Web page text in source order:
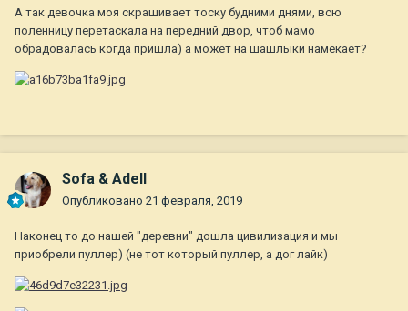
А так девочка моя скрашивает тоску будними днями, всю
поленницу перетаскала на передний двор, чтоб мамо
обрадовалась когда пришла) а может на шашлыки намекает?
Sofa & Adell
Опубликовано 21 февраля, 2019
Наконец то до нашей "деревни" дошла цивилизация и мы
приобрели пуллер) (не тот который пуллер, а дог лайк)